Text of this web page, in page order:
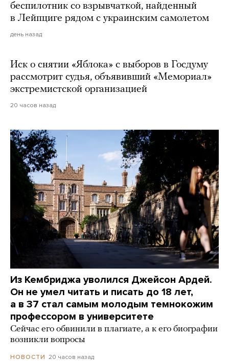
беспилотник со взрывчаткой, найденный
в Лейпциге рядом с украинским самолетом
день назад
Иск о снятии «Яблока» с выборов в Госдуму
рассмотрит судья, объявивший «Мемориал»
экстремистской организацией
20 часов назад
Из Кембриджа уволился Джейсон Ардей.
Он не умел читать и писать до 18 лет,
а в 37 стал самым молодым темнокожим
профессором в университете
Сейчас его обвинили в плагиате, а к его биографии
возникли вопросы
НОВОСТИ 20 часов назад